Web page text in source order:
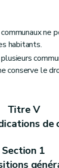
ne
habitants.
conserve le
Titre V
de
Section 1